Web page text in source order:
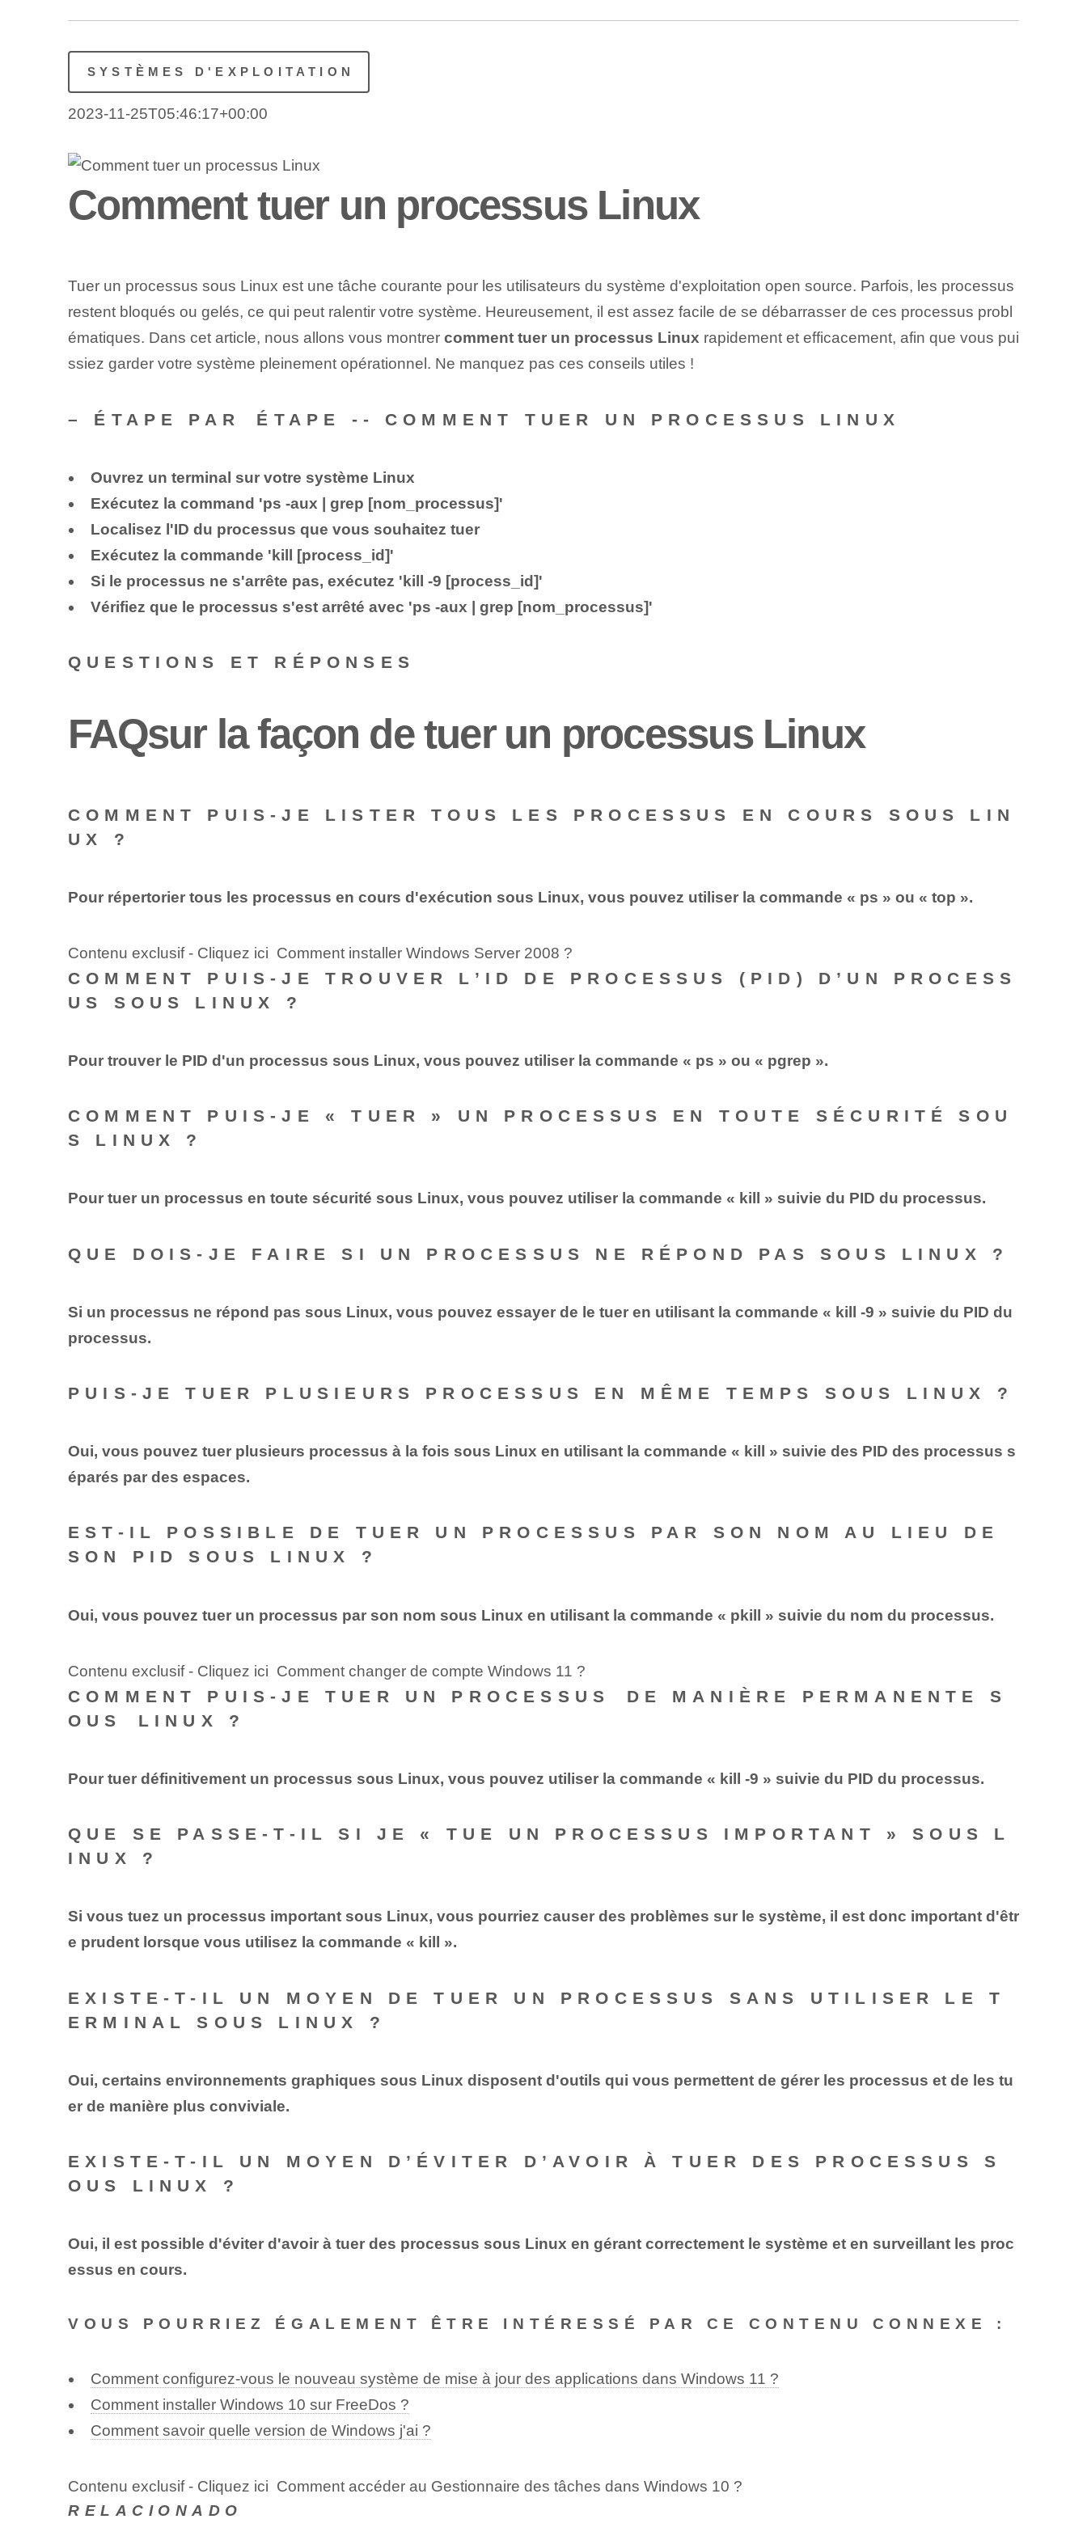
SYSTÈMES D'EXPLOITATION
2023-11-25T05:46:17+00:00
Comment tuer un processus Linux
Tuer un processus sous Linux est une tâche courante pour les utilisateurs du système d'exploitation open source. Parfois, les processus
restent bloqués ou gelés, ce qui peut ralentir votre système. Heureusement, il est assez facile de se débarrasser de ces processus probl
ématiques. Dans cet article, nous allons vous montrer comment tuer un processus Linux rapidement et efficacement, afin que vous pui
ssiez⁢ garder votre système pleinement opérationnel. Ne manquez pas ces conseils utiles !
– ‌ÉTAPE PAR ⁢ÉTAPE ‌-- COMMENT TUER UN PROCESSUS LINUX‍
Ouvrez un terminal sur votre système Linux
Exécutez la ‍command⁢ 'ps -aux‌ | grep [nom_processus]'
Localisez l'ID du processus que vous souhaitez tuer
Exécutez la commande 'kill [process_id]'
Si le processus ne s'arrête pas, exécutez 'kill -9 [process_id]'
Vérifiez que le processus s'est arrêté ⁣avec ⁢'ps -aux | grep [nom_processus]'
QUESTIONS ET RÉPONSES
FAQ⁢sur la façon de tuer⁣ un processus ‌Linux‍
COMMENT PUIS-JE LISTER TOUS LES PROCESSUS EN COURS SOUS LIN
UX ?
Pour répertorier tous les processus en cours d'exécution sous Linux, vous pouvez utiliser la commande « ps » ou « top ».
Contenu exclusif - Cliquez ici Comment installer Windows Server 2008 ?
COMMENT PUIS-JE TROUVER L’ID DE PROCESSUS (PID) D’UN PROCESS
US SOUS LINUX ?
Pour trouver le PID d'un processus sous Linux, vous pouvez utiliser la commande « ps » ou « pgrep ».
COMMENT PUIS-JE « TUER » UN PROCESSUS EN TOUTE SÉCURITÉ SOU
S LINUX ?
Pour tuer un processus en toute sécurité sous Linux, vous pouvez utiliser la commande « kill » suivie du PID du processus.
QUE DOIS-JE FAIRE SI UN PROCESSUS NE RÉPOND PAS SOUS LINUX ?
Si un processus ne répond pas sous Linux, vous pouvez essayer de le tuer en utilisant la commande « kill ⁢-9 » suivie du PID du
processus.
PUIS-JE TUER PLUSIEURS PROCESSUS EN MÊME TEMPS SOUS LINUX ?
Oui, vous pouvez tuer plusieurs processus à la fois sous Linux en utilisant la commande « kill » suivie des PID des processus s
éparés par des espaces.
EST-IL POSSIBLE DE TUER UN PROCESSUS PAR SON NOM AU LIEU DE
SON PID SOUS LINUX ?
Oui, vous pouvez tuer un processus par son nom sous Linux en utilisant la commande « pkill » suivie du nom du processus.
Contenu exclusif - Cliquez ici Comment changer de compte Windows 11 ?
COMMENT‌ PUIS-JE TUER UN PROCESSUS⁣ DE MANIÈRE PERMANENTE S
OUS⁢ LINUX ?
Pour tuer définitivement un processus sous Linux, vous pouvez utiliser la commande « kill ‍-9 » ⁢suivie du PID du processus.
QUE SE PASSE-T-IL SI JE « TUE UN PROCESSUS IMPORTANT » SOUS L
INUX ?
Si vous tuez un processus important sous Linux, vous pourriez causer des problèmes sur le système, il est donc important d'êtr
e prudent lorsque vous utilisez la commande « kill ».
EXISTE-T-IL UN MOYEN DE TUER UN PROCESSUS SANS UTILISER LE T
ERMINAL SOUS LINUX ?
Oui, certains environnements graphiques sous Linux disposent d'outils qui vous permettent de gérer les processus et de les tu
er de manière plus conviviale.
EXISTE-T-IL UN MOYEN D’ÉVITER D’AVOIR À TUER DES PROCESSUS S
OUS LINUX ?
Oui, il est possible d'éviter d'avoir à tuer des processus sous Linux en gérant correctement le système et en surveillant les proc
essus en cours.
VOUS POURRIEZ ÉGALEMENT ÊTRE INTÉRESSÉ PAR CE CONTENU CONNEXE :
Comment configurez-vous le nouveau système de mise à jour des applications dans Windows 11 ?
Comment installer Windows 10 sur FreeDos ?
Comment savoir quelle version de Windows j'ai ?
Contenu exclusif - Cliquez ici Comment accéder au Gestionnaire des tâches dans Windows 10 ?
RELACIONADO